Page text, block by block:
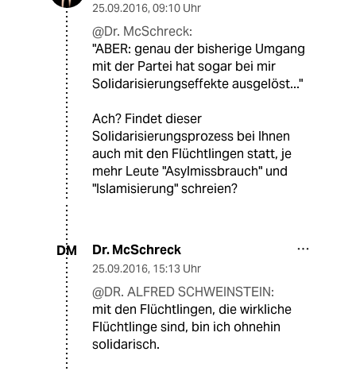
25.09.2016, 09:10 Uhr
@Dr. McSchreck:
"ABER: genau der bisherige Umgang
mit der Partei hat sogar bei mir
Solidarisierungseffekte ausgelöst..."
Ach? Findet dieser
Solidarisierungsprozess bei Ihnen
auch mit den Flüchtlingen statt, je
mehr Leute "Asylmissbrauch" und
"Islamisierung" schreien?
DM Dr. McSchreck
25.09.2016, 15:13 Uhr
@DR. ALFRED SCHWEINSTEIN:
mit den Flüchtlingen, die wirkliche
Flüchtlinge sind, bin ich ohnehin
solidarisch.